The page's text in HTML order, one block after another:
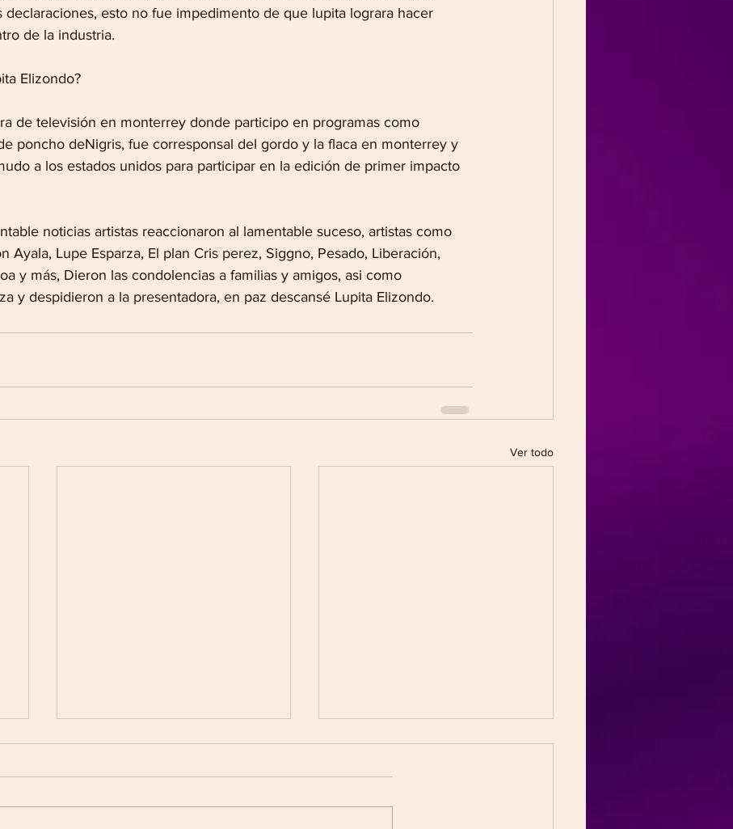
declaraciones, esto no fue impedimento de que lupita lograra hacer
de la industria.
Elizondo?
de televisión en monterrey donde participo en programas como
poncho deNigris, fue corresponsal del gordo y la flaca en monterrey y
a los estados unidos para participar en la edición de primer impacto
noticias artistas reaccionaron al lamentable suceso, artistas como
Ayala, Lupe Esparza, El plan Cris perez, Siggno, Pesado, Liberación,
y más, Dieron las condolencias a familias y amigos, asi como
y despidieron a la presentadora, en paz descansé Lupita Elizondo.
Ver todo